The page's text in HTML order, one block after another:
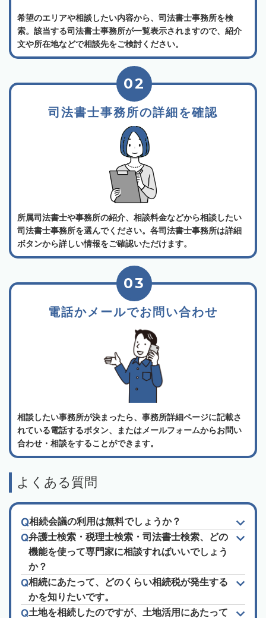
希望のエリアや相談したい内容から、司法書士事務所を検
索。該当する司法書士事務所が一覧表示されますので、紹介
文や所在地などで相談先をご検討ください。
司法書士事務所の詳細を確認
02
所属司法書士や事務所の紹介、相談料金などから相談したい
司法書士事務所を選んでください。各司法書士事務所は詳細
ボタンから詳しい情報をご確認いただけます。
電話かメールでお問い合わせ
03
相談したい事務所が決まったら、事務所詳細ページに記載さ
れている電話するボタン、またはメールフォームからお問い
合わせ・相談をすることができます。
よくある質問
相続会議の利用は無料でしょうか？
弁護士検索・税理士検索・司法書士検索、どの
機能を使って専門家に相談すればいいでしょう
か？
相続にあたって、どのくらい相続税が発生する
かを知りたいです。
土地を相続したのですが、土地活用にあたって